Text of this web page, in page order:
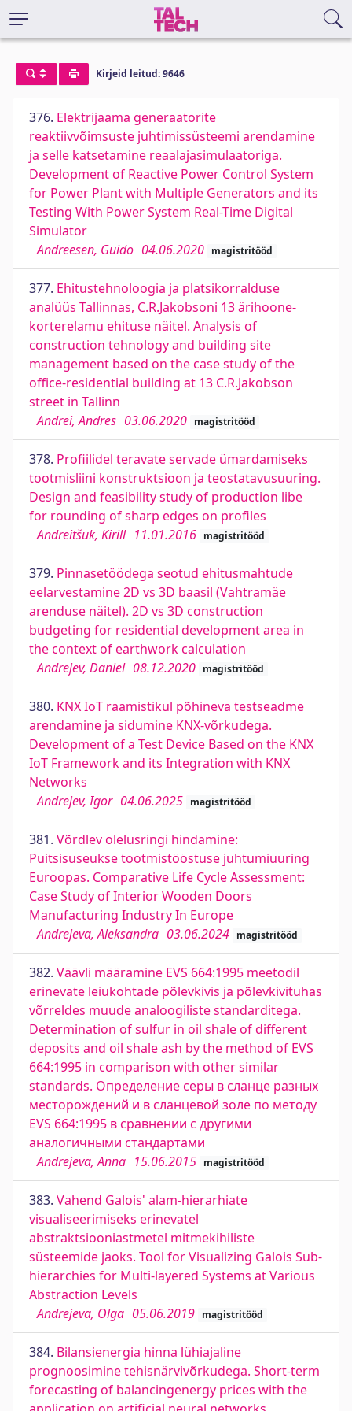
Kirjeid leitud: 9646
376. Elektrijaama generaatorite
reaktiivvõimsuste juhtimissüsteemi arendamine
ja selle katsetamine reaalajasimulaatoriga.
Development of Reactive Power Control System
for Power Plant with Multiple Generators and its
Testing With Power System Real-Time Digital
Simulator
Andreesen, Guido 04.06.2020 magistritööd
377. Ehitustehnoloogia ja platsikorralduse
analüüs Tallinnas, C.R.Jakobsoni 13 ärihoone-
korterelamu ehituse näitel. Analysis of
construction tehnology and building site
management based on the case study of the
office-residential building at 13 C.R.Jakobson
street in Tallinn
Andrei, Andres 03.06.2020 magistritööd
378. Profiilidel teravate servade ümardamiseks
tootmisliini konstruktsioon ja teostatavusuuring.
Design and feasibility study of production libe
for rounding of sharp edges on profiles
Andreitšuk, Kirill 11.01.2016 magistritööd
379. Pinnasetöödega seotud ehitusmahtude
eelarvestamine 2D vs 3D baasil (Vahtramäe
arenduse näitel). 2D vs 3D construction
budgeting for residential development area in
the context of earthwork calculation
Andrejev, Daniel 08.12.2020 magistritööd
380. KNX IoT raamistikul põhineva testseadme
arendamine ja sidumine KNX-võrkudega.
Development of a Test Device Based on the KNX
IoT Framework and its Integration with KNX
Networks
Andrejev, Igor 04.06.2025 magistritööd
381. Võrdlev olelusringi hindamine:
Puitsisuseukse tootmistööstuse juhtumiuuring
Euroopas. Comparative Life Cycle Assessment:
Case Study of Interior Wooden Doors
Manufacturing Industry In Europe
Andrejeva, Aleksandra 03.06.2024 magistritööd
382. Väävli määramine EVS 664:1995 meetodil
erinevate leiukohtade põlevkivis ja põlevkivituhas
võrreldes muude analoogiliste standarditega.
Determination of sulfur in oil shale of different
deposits and oil shale ash by the method of EVS
664:1995 in comparison with other similar
standards. Определение серы в сланце разных
месторождений и в сланцевой золе по методу
EVS 664:1995 в сравнении с другими
аналогичными стандартами
Andrejeva, Anna 15.06.2015 magistritööd
383. Vahend Galois' alam-hierarhiate
visualiseerimiseks erinevatel
abstraktsiooniastmetel mitmekihiliste
süsteemide jaoks. Tool for Visualizing Galois Sub-
hierarchies for Multi-layered Systems at Various
Abstraction Levels
Andrejeva, Olga 05.06.2019 magistritööd
384. Bilansienergia hinna lühiajaline
prognoosimine tehisnärvivõrkudega. Short-term
forecasting of balancingenergy prices with the